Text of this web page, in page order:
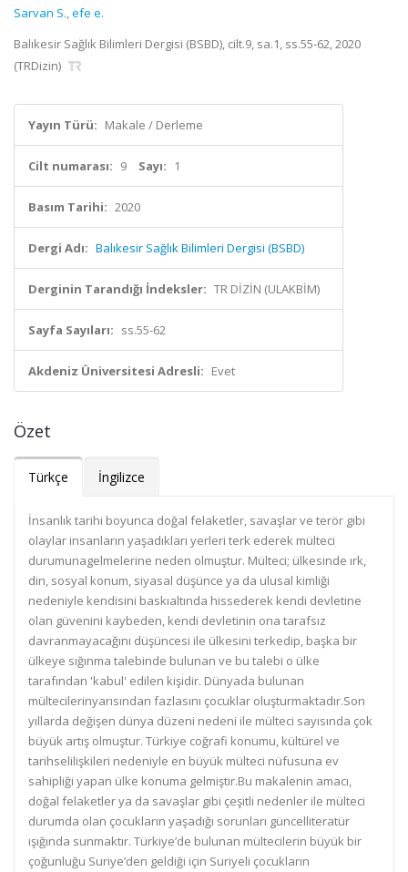
Sarvan S.,efe e.
Balıkesir Sağlık Bilimleri Dergisi (BSBD), cilt.9, sa.1, ss.55-62, 2020
(TRDizin)
Yayın Türü: Makale / Derleme
Cilt numarası: 9 Sayı: 1
Basım Tarihi: 2020
Dergi Adı: Balıkesir Sağlık Bilimleri Dergisi (BSBD)
Derginin Tarandığı İndeksler: TR DİZİN (ULAKBİM)
Sayfa Sayıları: ss.55-62
Akdeniz Üniversitesi Adresli: Evet
Özet
Türkçe İngilizce
İnsanlık tarihi boyunca doğal felaketler, savaşlar ve terör gibi
olaylar insanların yaşadıkları yerleri terk ederek mülteci
durumunagelmelerine neden olmuştur. Mülteci; ülkesinde ırk,
din, sosyal konum, siyasal düşünce ya da ulusal kimliği
nedeniyle kendisini baskıaltında hissederek kendi devletine
olan güvenini kaybeden, kendi devletinin ona tarafsız
davranmayacağını düşüncesi ile ülkesini terkedip, başka bir
ülkeye sığınma talebinde bulunan ve bu talebi o ülke
tarafından 'kabul' edilen kişidir. Dünyada bulunan
mültecilerinyarısından fazlasını çocuklar oluşturmaktadır.Son
yıllarda değişen dünya düzeni nedeni ile mülteci sayısında çok
büyük artış olmuştur. Türkiye coğrafi konumu, kültürel ve
tarihselilişkileri nedeniyle en büyük mülteci nüfusuna ev
sahipliği yapan ülke konuma gelmiştir.Bu makalenin amacı,
doğal felaketler ya da savaşlar gibi çeşitli nedenler ile mülteci
durumda olan çocukların yaşadığı sorunları güncelliteratür
ışığında sunmaktır. Türkiye’de bulunan mültecilerin büyük bir
çoğunluğu Suriye’den geldiği için Suriyeli çocukların